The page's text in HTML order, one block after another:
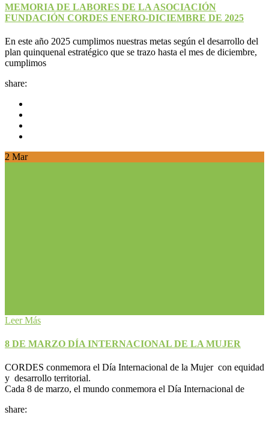
MEMORIA DE LABORES DE LA ASOCIACIÓN
FUNDACIÓN CORDES ENERO-DICIEMBRE DE 2025
En este año 2025 cumplimos nuestras metas según el desarrollo del
plan quinquenal estratégico que se trazo hasta el mes de diciembre,
cumplimos
share:
2 Mar
Leer Más
8 DE MARZO DÍA INTERNACIONAL DE LA MUJER
CORDES conmemora el Día Internacional de la Mujer con equidad
y desarrollo territorial.
Cada 8 de marzo, el mundo conmemora el Día Internacional de
share: